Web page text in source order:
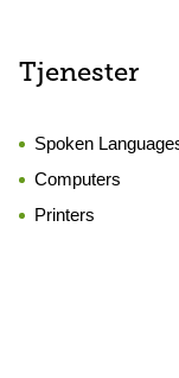
Tjenester
Spoken
Computers
Printers